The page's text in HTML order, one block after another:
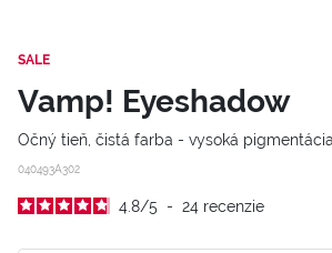
SALE
Vamp! Eyeshadow
Očný tieň, čistá farba - vysoká
040493A302
4.8/5 - 24 recenzie